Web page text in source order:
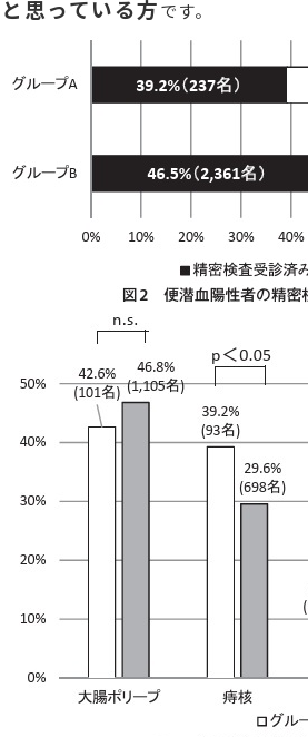
と思っている方です。